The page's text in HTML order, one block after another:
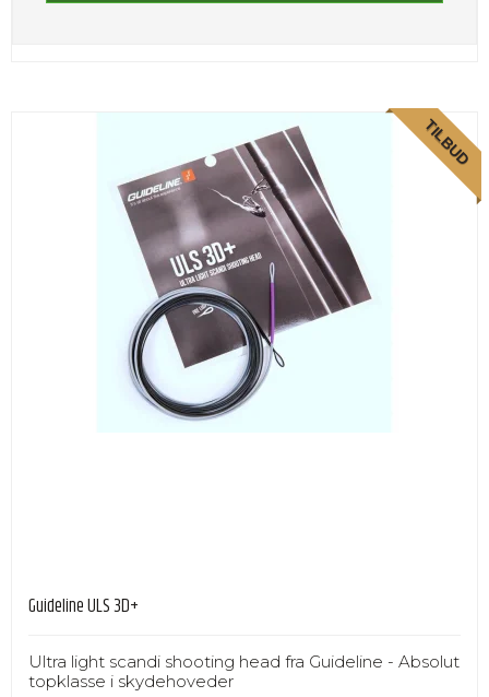
TILBUD
Guideline ULS 3D+
Ultra light scandi shooting head fra Guideline - Absolut
topklasse i skydehoveder